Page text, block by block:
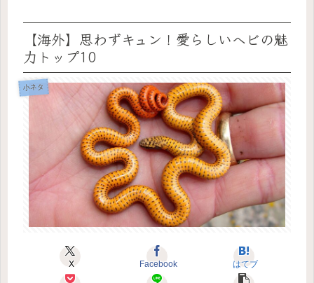
【海外】思わずキュン！愛らしいヘビの魅
力トップ10
小ネタ
X Facebook はてブ